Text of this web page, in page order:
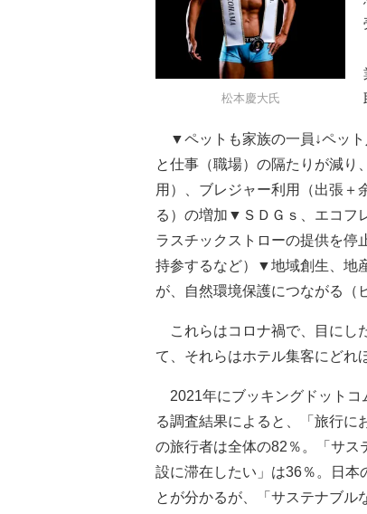
松本慶大氏
▼ペットも家族の一員↓ペット
と仕事（職場）の隔たりが減り
用）、ブレジャー利用（出張＋
る）の増加▼ＳＤＧｓ、エコフ
ラスチックストローの提供を停
持参するなど）▼地域創生、地
が、自然環境保護につながる（
これらはコロナ禍で、目にし
て、それらはホテル集客にどれ
2021年にブッキングドットコ
る調査結果によると、「旅行に
の旅行者は全体の82％。「サス
設に滞在したい」は36％。日本
とが分かるが、「サステナブル